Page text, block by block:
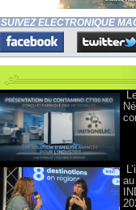
SUIVEZ ELECTRONIQUE